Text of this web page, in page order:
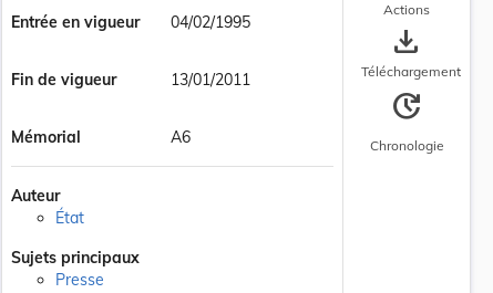
Entrée en vigueur
04/02/1995
Fin de vigueur 13/01/2011
Mémorial A6
Auteur
État
Sujets principaux
Presse
Actions
save_alt
Téléchargement
update
Chronologie